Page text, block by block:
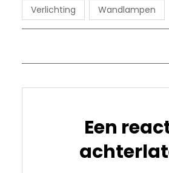
Verlichting Wandlampen
Een